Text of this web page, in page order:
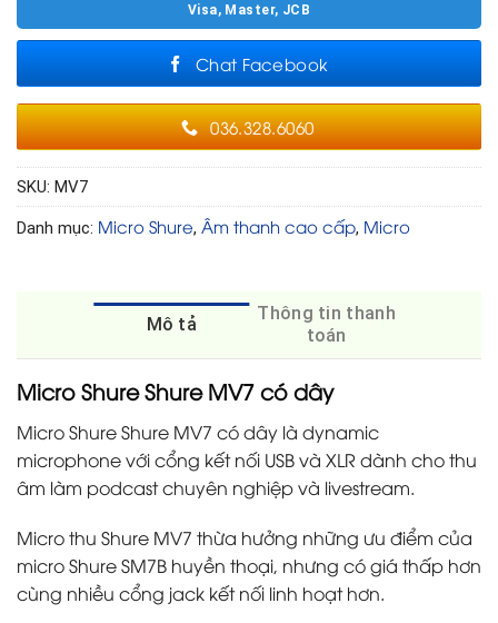
Visa, Master, JCB
Chat Facebook
036.328.6060
SKU: MV7
Danh mục: Micro Shure, Âm thanh cao cấp, Micro
Mô tả
Thông tin thanh
toán
Micro Shure Shure MV7 có dây
Micro Shure Shure MV7 có dây là dynamic
microphone với cổng kết nối USB và XLR dành cho thu
âm làm podcast chuyên nghiệp và livestream.
Micro thu Shure MV7 thừa hưởng những ưu điểm của
micro Shure SM7B huyền thoại, nhưng có giá thấp hơn
cùng nhiều cổng jack kết nối linh hoạt hơn.